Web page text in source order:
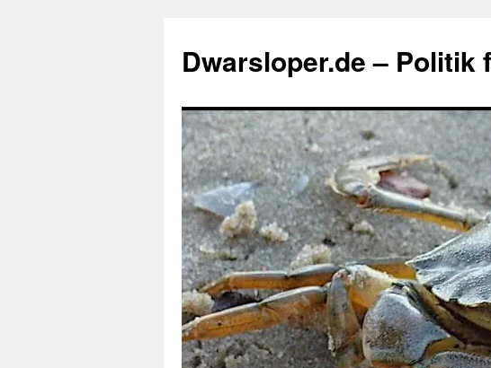
springen
Dwarsloper.de –